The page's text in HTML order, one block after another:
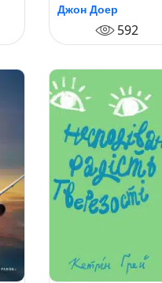
вдесятеро
Джон Доер
592